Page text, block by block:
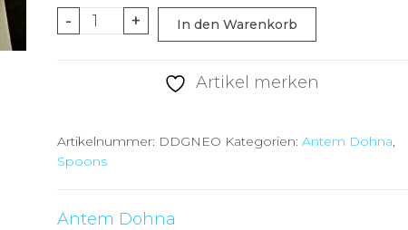
-
Antem
Menge
+ In den Warenkorb
Artikel merken
Artikelnummer: DDGNEO Kategorien: Antem Dohna,
Spoons
Antem Dohna